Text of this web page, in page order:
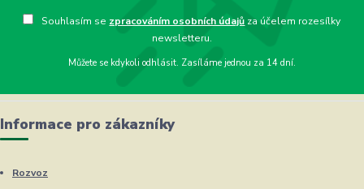
Souhlasím se zpracováním osobních údajů za účelem rozesílky
newsletteru.
Můžete se kdykoli odhlásit. Zasíláme jednou za 14 dní.
Informace pro zákazníky
Rozvoz